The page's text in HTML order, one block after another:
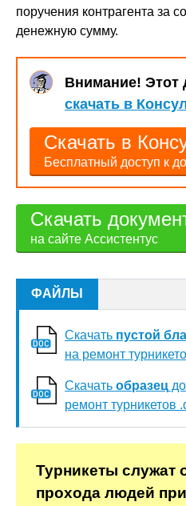
поручения контрагента за
денежную сумму.
Внимание! Этот
скачать в
Скачать в
Бесплатный доступ к
Скачать
на сайте Ассистентус
ФАЙЛЫ
Скачать пустой
на ремонт
Скачать образец
ремонт турникетов
Турникеты служат
прохода людей